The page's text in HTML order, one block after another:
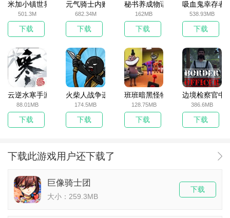
米加小镇世界2025官方版
501.3M
下载
元气骑士内购破解版
682.34M
下载
秘书养成物语
162MB
下载
吸血鬼幸存者
538.93MB
下载
云逆水寒手游
88.01MB
下载
火柴人战争遗产无敌版
174.5MB
下载
班班暗黑怪物生存挑战5
128.75MB
下载
边境检察官中
386.6MB
下载
下载此游戏用户还下载了
巨像骑士团
大小：259.3MB
下载